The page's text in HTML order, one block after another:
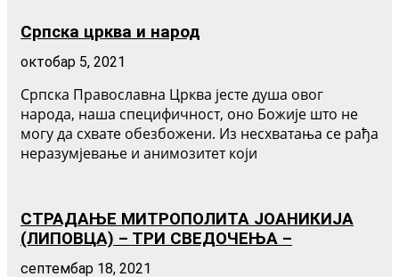
Српска црква и народ
октобар 5, 2021
Српска Православна Црква јесте душа овог
народа, наша специфичност, оно Божије што не
могу да схвате обезбожени. Из несхватања се рађа
неразумјевање и анимозитет који
СТРАДАЊЕ МИТРОПОЛИТА ЈОАНИКИЈА
(ЛИПОВЦА) – ТРИ СВЕДОЧЕЊА –
септембар 18, 2021